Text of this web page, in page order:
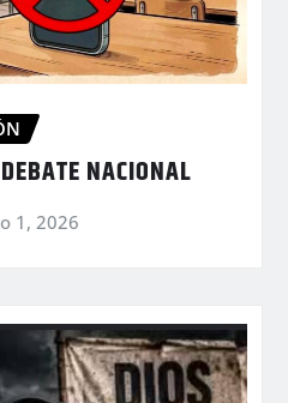
NACIONAL
1, 2026